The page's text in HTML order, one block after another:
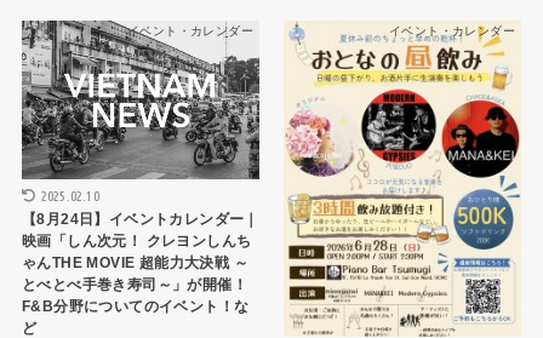
イベント・カレンダー
2025.02.10
【8月24日】イベントカレンダー｜
映画「しん次元！ クレヨンしんち
ゃんTHE MOVIE 超能力大決戦 ～
とべとべ手巻き寿司～」が開催！
F&B分野についてのイベント！な
ど
イベント・カレンダー